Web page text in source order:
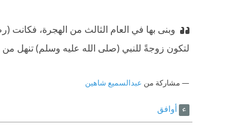
وبنى بها في العام الثالث من الهجرة،
لتكون زوجةً للنبي (صلى الله عليه وسلم) تنهل من
مشاركة من عبدالسميع شاهين
أوافق